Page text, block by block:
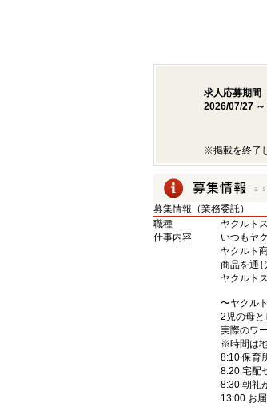
求人応募期間
2026/07/27
※掲載を終了
募集情報（業務委託）
職種
ヤクルト
仕事内容
いつもヤ
ヤクルト
商品を通
ヤクルト
〜ヤクル
2児の母と
実際のワ
※時間は
8:10 保育
8:20 宅配
8:30 朝礼
13:00 お